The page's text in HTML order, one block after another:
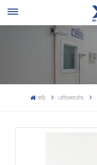
বাড়ি রেফ্রিজারেটর